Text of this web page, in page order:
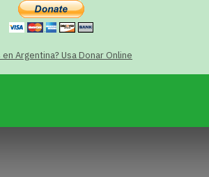
en Argentina? Usa Donar Online
propuestas” de
Pero destacó
lo que esperan es que
del paso la necesidad